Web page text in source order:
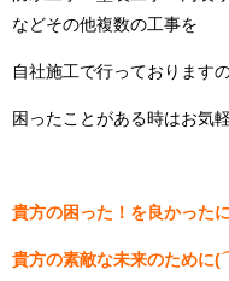
などその他複数の工事を
自社施工で行っております
困ったことがある時はお気
貴方の困った！を良かった
貴方の素敵な未来のため